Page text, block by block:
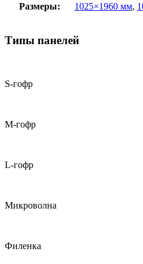
Размеры: 1025×1960 мм,
Типы панелей
S-гофр
М-гофр
L-гофр
Микроволна
Филенка